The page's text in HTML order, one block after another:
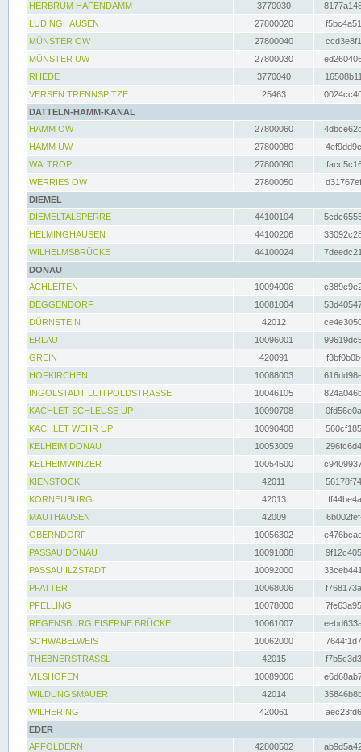
HERBRUM HAFENDAMM
3770030
LÜDINGHAUSEN
27800020
MÜNSTER OW
27800040
MÜNSTER UW
27800030
RHEDE
3770040
VERSEN TRENNSPITZE
25463
DATTELN-HAMM-KANAL
HAMM OW
27800060
HAMM UW
27800080
WALTROP
27800090
WERRIES OW
27800050
DIEMEL
DIEMELTALSPERRE
44100104
HELMINGHAUSEN
44100206
WILHELMSBRÜCKE
44100024
DONAU
ACHLEITEN
10094006
DEGGENDORF
10081004
DÜRNSTEIN
42012
ERLAU
10096001
GREIN
420091
HOFKIRCHEN
10088003
INGOLSTADT LUITPOLDSTRASSE
10046105
KACHLET SCHLEUSE UP
10090708
KACHLET WEHR UP
10090408
KELHEIM DONAU
10053009
KELHEIMWINZER
10054500
KIENSTOCK
42011
KORNEUBURG
42013
MAUTHAUSEN
42009
OBERNDORF
10056302
PASSAU DONAU
10091008
PASSAU ILZSTADT
10092000
PFATTER
10068006
PFELLING
10078000
REGENSBURG EISERNE BRÜCKE
10061007
SCHWABELWEIS
10062000
THEBNERSTRASSL
42015
VILSHOFEN
10089006
WILDUNGSMAUER
42014
WILHERING
420061
EDER
AFFOLDERN
42800502